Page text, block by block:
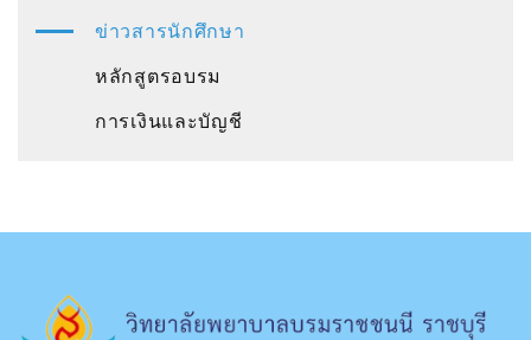
ข่าวสารนักศึกษา
หลักสูตรอบรม
การเงินและบัญชี